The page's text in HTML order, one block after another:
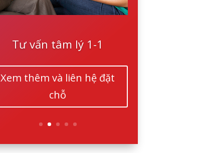
Tư vấn tâm lý 1-1
Xem thêm và liên hệ đặt
chỗ